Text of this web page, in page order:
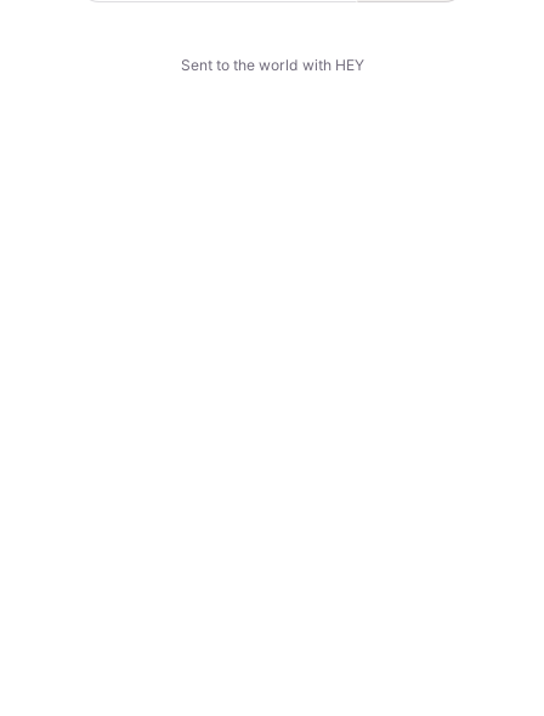
Sent to the world with HEY